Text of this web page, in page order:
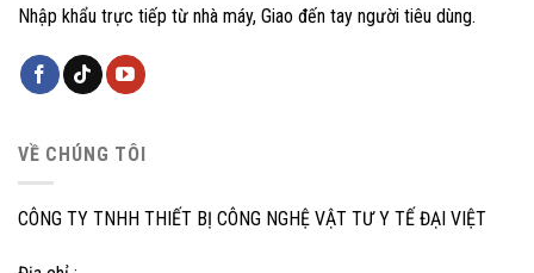
Nhập khẩu trực tiếp từ nhà máy, Giao đến tay người tiêu dùng.
VỀ CHÚNG TÔI
CÔNG TY TNHH THIẾT BỊ CÔNG NGHỆ VẬT TƯ Y TẾ ĐẠI VIỆT